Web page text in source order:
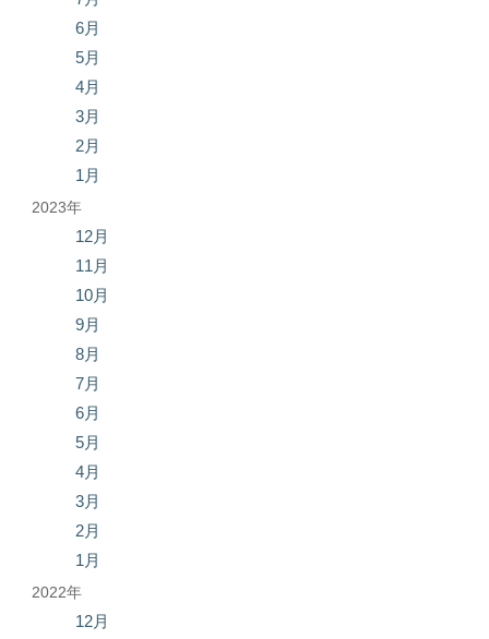
6月
5月
4月
3月
2月
1月
2023年
12月
11月
10月
9月
8月
7月
6月
5月
4月
3月
2月
1月
2022年
12月